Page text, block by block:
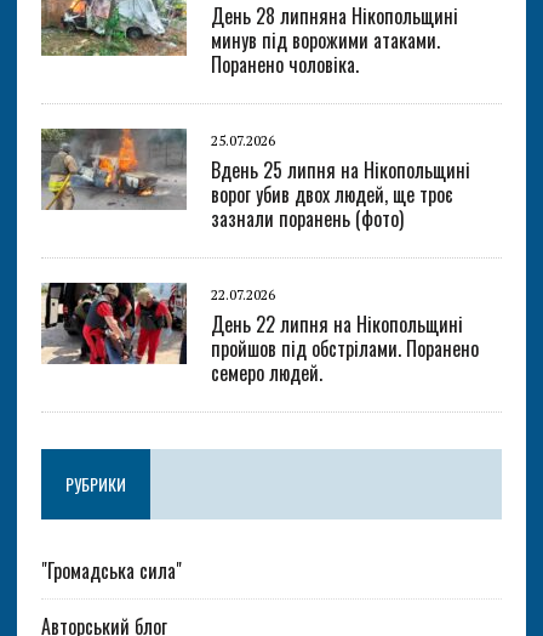
День 28 липняна Нікопольщині
минув під ворожими атаками.
Поранено чоловіка.
25.07.2026
Вдень 25 липня на Нікопольщині
ворог убив двох людей, ще троє
зазнали поранень (фото)
22.07.2026
День 22 липня на Нікопольщині
пройшов під обстрілами. Поранено
семеро людей.
РУБРИКИ
"Громадська сила"
Авторський блог